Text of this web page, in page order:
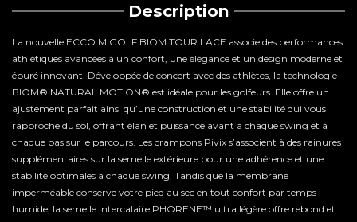
Description
La nouvelle ECCO M GOLF BIOM TOUR LACE associe des performances
athlétiques avancées à un confort, une élégance et un design moderne et
épuré innovant. Développée de concert avec des athlètes, la technologie
BIOM® NATURAL MOTION® est idéale pour les golfeurs. Elle offre un
ajustement parfait ainsi qu’une construction et une stabilité qui vous
rapproche du sol, offrant élan et puissance avant à chaque swing et à
chaque pas sur le parcours. Les crampons Pivix s’associent à des rainures
supplémentaires sur la semelle extérieure pour une adhérence et une
stabilité optimales à chaque swing. Tandis que la membrane
imperméable conserve votre pied au sec en tout confort par temps
humide, la semelle intercalaire PHORENE™ ultra légère offre rebond et